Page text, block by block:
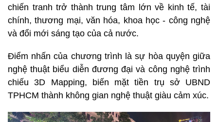
chiến tranh trở thành trung tâm lớn về kinh tế, tài
chính,thương mại, văn hóa, khoa học - công nghệ
và đổi mới sáng tạo của cả nước.
Điểm nhấn của chương trình là sự hòa quyện giữa
nghệ thuật biểu diễn đương đại và công nghệ trình
chiếu 3D Mapping, biến mặt tiền trụ sở UBND
TPHCM thành không gian nghệ thuật giàu cảm xúc.